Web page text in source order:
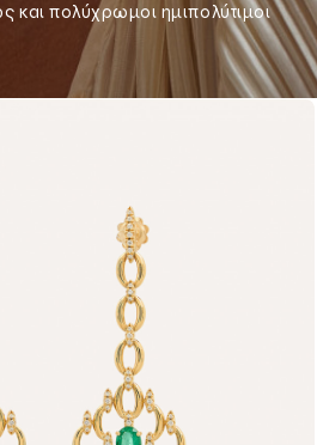
και πολύχρωμοι ημιπολύτιμοι